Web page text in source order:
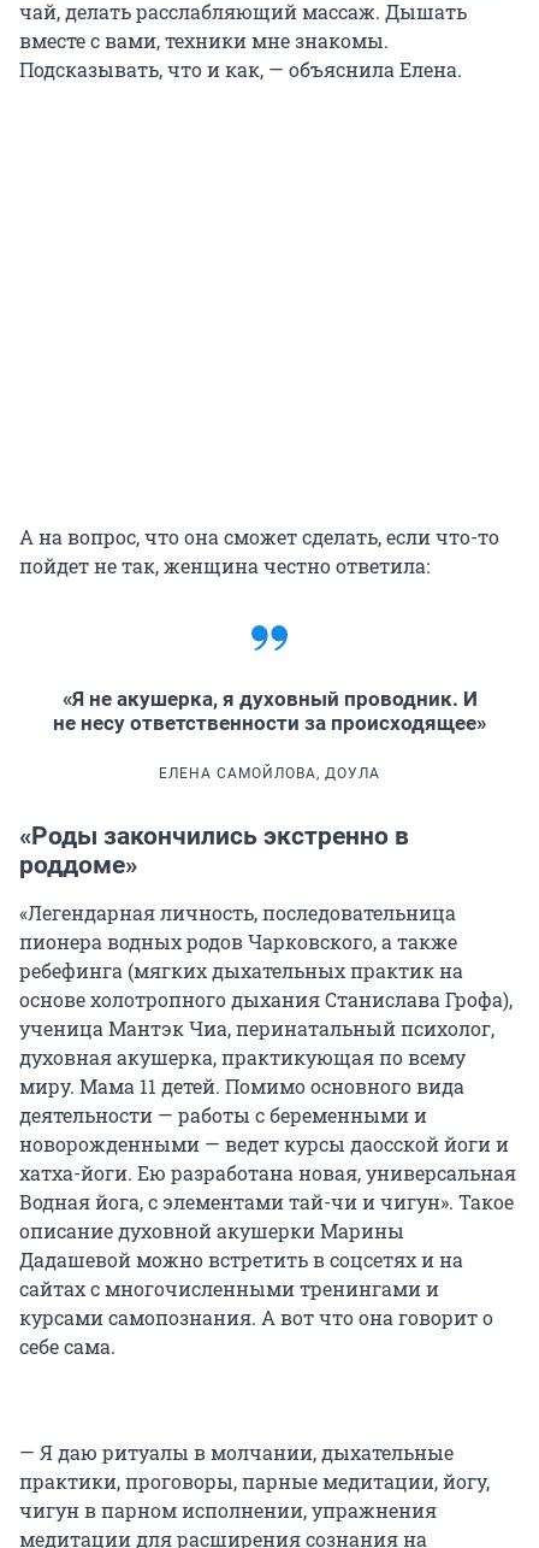
чай, делать расслабляющий массаж. Дышать
вместе с вами, техники мне знакомы.
Подсказывать, что и как, — объяснила Елена.
А на вопрос, что она сможет сделать, если что-то
пойдет не так, женщина честно ответила:
«Я не акушерка, я духовный проводник. И
не несу ответственности за происходящее»
ЕЛЕНА САМОЙЛОВА, ДОУЛА
«Роды закончились экстренно в
роддоме»
«Легендарная личность, последовательница
пионера водных родов Чарковского, а также
ребефинга (мягких дыхательных практик на
основе холотропного дыхания Станислава Грофа),
ученица Мантэк Чиа, перинатальный психолог,
духовная акушерка, практикующая по всему
миру. Мама 11 детей. Помимо основного вида
деятельности — работы с беременными и
новорожденными — ведет курсы даосской йоги и
хатха-йоги. Ею разработана новая, универсальная
Водная йога, с элементами тай-чи и чигун». Такое
описание духовной акушерки Марины
Дадашевой можно встретить в соцсетях и на
сайтах с многочисленными тренингами и
курсами самопознания. А вот что она говорит о
себе сама.
— Я даю ритуалы в молчании, дыхательные
практики, проговоры, парные медитации, йогу,
чигун в парном исполнении, упражнения
медитации для расширения сознания на